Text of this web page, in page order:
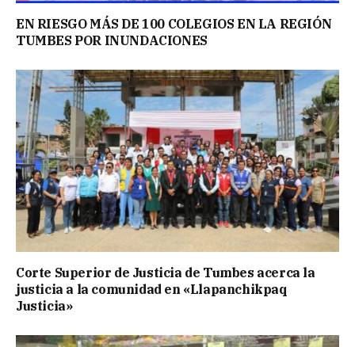
EN RIESGO MÁS DE 100 COLEGIOS EN LA REGIÓN
TUMBES POR INUNDACIONES
Corte Superior de Justicia de Tumbes acerca la
justicia a la comunidad en «Llapanchikpaq
Justicia»